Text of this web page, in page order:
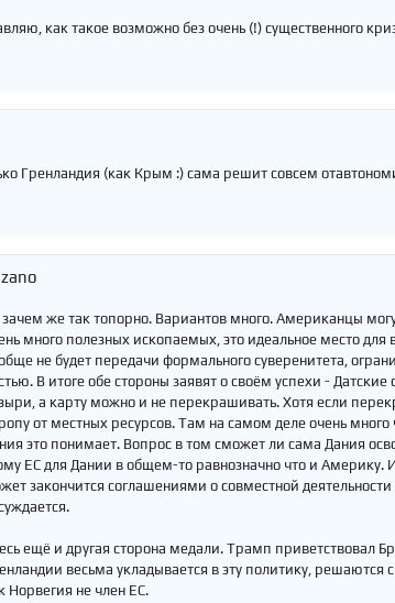
как такое возможно без очень (!) существенного
Гренландия (как Крым :) сама решит совсем
зачем же так топорно. Вариантов много. Американцы
много полезных ископаемых, это идеальное место
не будет передачи формального суверенитета,
В итоге обе стороны заявят о своём успехи -
а карту можно и не перекрашивать. Хотя если
от местных ресурсов. Там на самом деле очень
это понимает. Вопрос в том сможет ли сама Дания
ЕС для Дании в общем-то равнозначно что и Америку.
закончится соглашениями о совместной
ещё и другая сторона медали. Трамп приветствовал
весьма укладывается в эту политику, решаются
Норвегия не член ЕС.